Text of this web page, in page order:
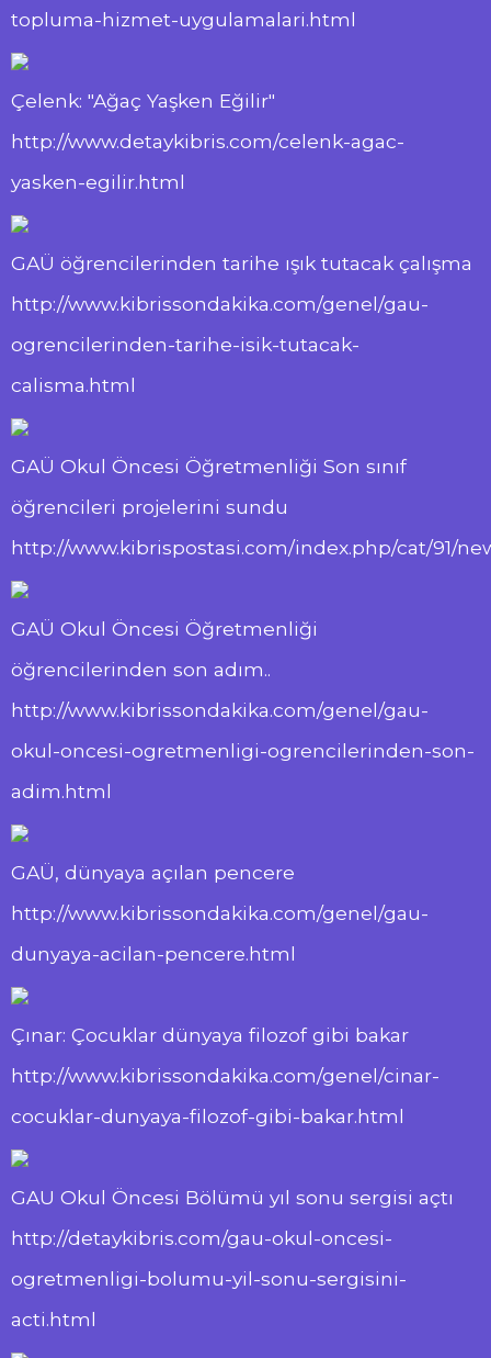
topluma-hizmet-uygulamalari.html
Çelenk: "Ağaç Yaşken Eğilir"
http://www.detaykibris.com/celenk-agac-
yasken-egilir.html
GAÜ öğrencilerinden tarihe ışık tutacak çalışma
http://www.kibrissondakika.com/genel/gau-
ogrencilerinden-tarihe-isik-tutacak-
calisma.html
GAÜ Okul Öncesi Öğretmenliği Son sınıf
öğrencileri projelerini sundu
http://www.kibrispostasi.com/index.php/cat/91/
GAÜ Okul Öncesi Öğretmenliği
öğrencilerinden son adım..
http://www.kibrissondakika.com/genel/gau-
okul-oncesi-ogretmenligi-ogrencilerinden-son-
adim.html
GAÜ, dünyaya açılan pencere
http://www.kibrissondakika.com/genel/gau-
dunyaya-acilan-pencere.html
Çınar: Çocuklar dünyaya filozof gibi bakar
http://www.kibrissondakika.com/genel/cinar-
cocuklar-dunyaya-filozof-gibi-bakar.html
GAU Okul Öncesi Bölümü yıl sonu sergisi açtı
http://detaykibris.com/gau-okul-oncesi-
ogretmenligi-bolumu-yil-sonu-sergisini-
acti.html